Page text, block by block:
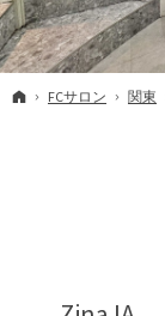
ホーム
FCサロン 関東